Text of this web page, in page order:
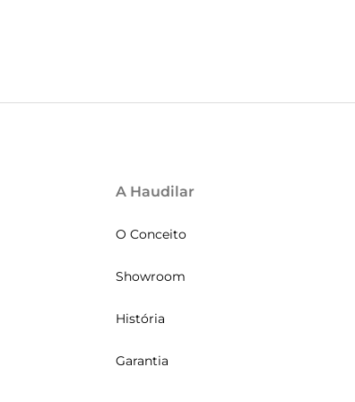
A Haudilar
O Conceito
Showroom
História
Garantia